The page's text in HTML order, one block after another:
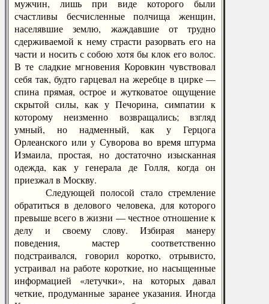
мужчин, лишь при виде которого были
счастливы бесчисленные полчища женщин,
населявшие землю, жаждавшие от трудно
сдерживаемой к нему страсти разорвать его на
части и носить с собою хотя бы клок его волос.
В те сладкие мгновения Коровкин чувствовал
себя так, будто гарцевал на жеребце в цирке —
спина прямая, острое и жутковатое ощущение
скрытой силы, как у Печорина, симпатии к
которому неизменно возвращались; взгляд
умный, но надменный, как у Герцога
Орлеанского или у Суворова во время штурма
Измаила, простая, но достаточно изысканная
одежда, как у генерала де Голля, когда он
приезжал в Москву.
Следующей полосой стало стремление
обратиться в делового человека, для которого
превыше всего в жизни — честное отношение к
делу и своему слову. Избирая манеру
поведения, мастер соответственно
подстраивался, говорил коротко, отрывисто,
устраивал на работе короткие, но насыщенные
информацией «летучки», на которых давал
четкие, продуманные заранее указания. Иногда